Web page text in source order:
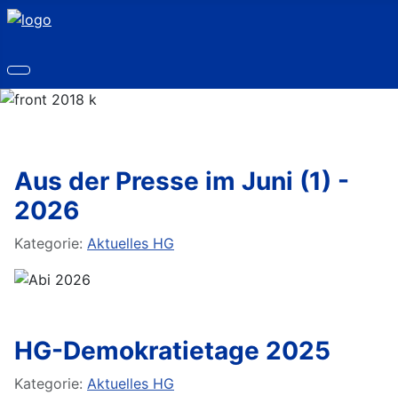
Aus der Presse im Juni (1) -
2026
Details
Kategorie: Aktuelles HG
HG-Demokratietage 2025
Details
Kategorie: Aktuelles HG